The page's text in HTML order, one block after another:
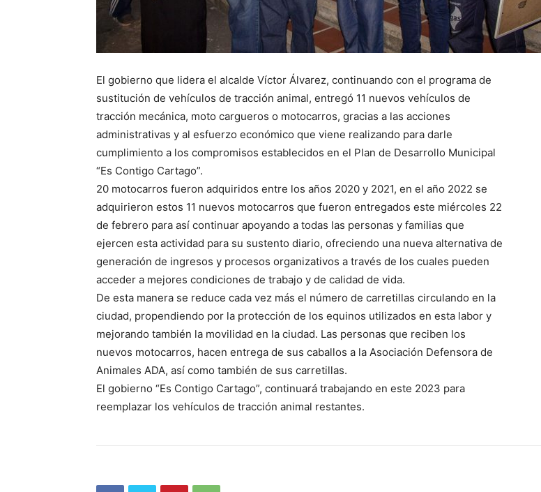
El gobierno que lidera el alcalde Víctor Álvarez, continuando con el programa de
sustitución de vehículos de tracción animal, entregó 11 nuevos vehículos de
tracción mecánica, moto cargueros o motocarros, gracias a las acciones
administrativas y al esfuerzo económico que viene realizando para darle
cumplimiento a los compromisos establecidos en el Plan de Desarrollo Municipal
“Es Contigo Cartago”.
20 motocarros fueron adquiridos entre los años 2020 y 2021, en el año 2022 se
adquirieron estos 11 nuevos motocarros que fueron entregados este miércoles 22
de febrero para así continuar apoyando a todas las personas y familias que
ejercen esta actividad para su sustento diario, ofreciendo una nueva alternativa de
generación de ingresos y procesos organizativos a través de los cuales pueden
acceder a mejores condiciones de trabajo y de calidad de vida.
De esta manera se reduce cada vez más el número de carretillas circulando en la
ciudad, propendiendo por la protección de los equinos utilizados en esta labor y
mejorando también la movilidad en la ciudad. Las personas que reciben los
nuevos motocarros, hacen entrega de sus caballos a la Asociación Defensora de
Animales ADA, así como también de sus carretillas.
El gobierno “Es Contigo Cartago”, continuará trabajando en este 2023 para
reemplazar los vehículos de tracción animal restantes.